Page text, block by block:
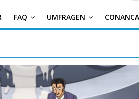
FAQ UMFRAGEN